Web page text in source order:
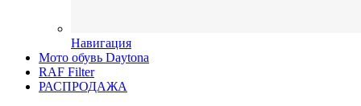
Навигация
Мото обувь Daytona
RAF Filter
РАСПРОДАЖА